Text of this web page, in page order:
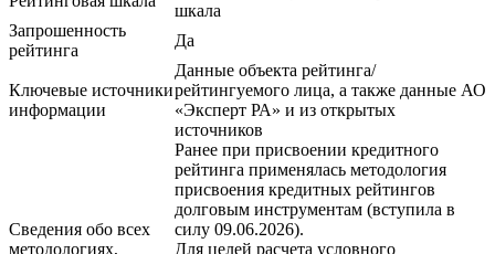
шкала
Запрошенность
рейтинга
Да
Ключевые источники
информации
Данные объекта рейтинга/
рейтингуемого лица, а также данные АО
«Эксперт РА» и из открытых
источников
Сведения обо всех
методологиях,
Ранее при присвоении кредитного
рейтинга применялась методология
присвоения кредитных рейтингов
долговым инструментам (вступила в
силу 09.06.2026).
Для целей расчета условного